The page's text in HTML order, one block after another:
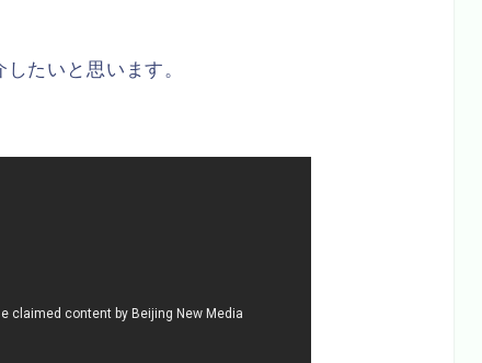
たいと思います。